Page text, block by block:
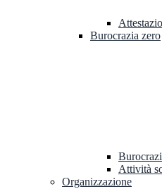
Burocrazia zero
Attività
Organizzazione